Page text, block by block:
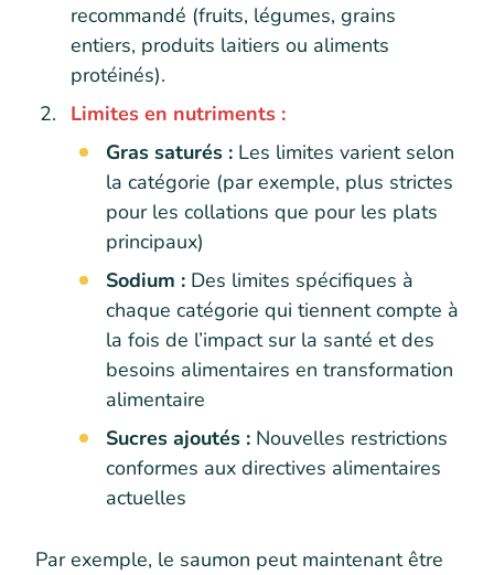
recommandé (fruits, légumes, grains
entiers, produits laitiers ou aliments
protéinés).
Limites en nutriments :
Gras saturés : Les limites varient selon
la catégorie (par exemple, plus strictes
pour les collations que pour les plats
principaux)
Sodium : Des limites spécifiques à
chaque catégorie qui tiennent compte à
la fois de l’impact sur la santé et des
besoins alimentaires en transformation
alimentaire
Sucres ajoutés : Nouvelles restrictions
conformes aux directives alimentaires
actuelles
Par exemple, le saumon peut maintenant être